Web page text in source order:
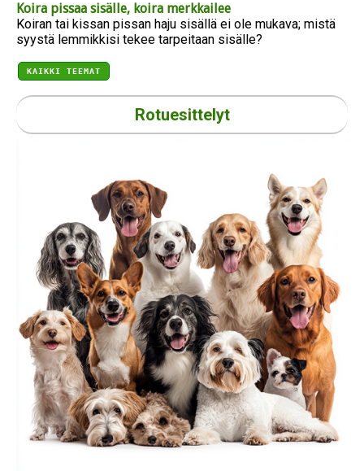
Koira pissaa sisälle, koira merkkailee
Koiran tai kissan pissan haju sisällä ei ole mukava; mistä
syystä lemmikkisi tekee tarpeitaan sisälle?
KAIKKI TEEMAT
Rotuesittelyt